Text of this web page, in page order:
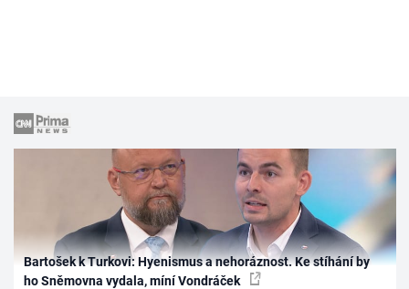
Bartošek k Turkovi: Hyenismus a nehoráznost. Ke stíhání by
ho Sněmovna vydala, míní Vondráček